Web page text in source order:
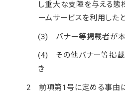
し重大な支障を与える態
ームサービスを利用した
(3) バナー等掲載者が本
(4) その他バナー等掲載
き
2 前項第1号に定める事由に